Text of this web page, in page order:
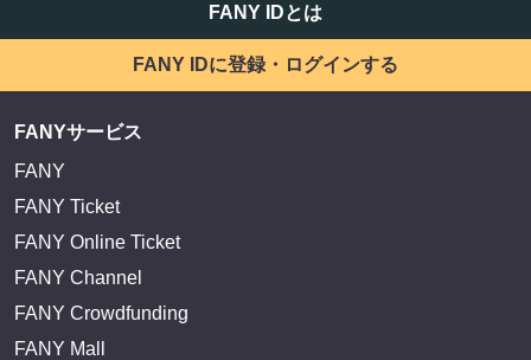
FANY IDとは
FANY IDに登録・ログインする
FANYサービス
FANY
FANY Ticket
FANY Online Ticket
FANY Channel
FANY Crowdfunding
FANY Mall